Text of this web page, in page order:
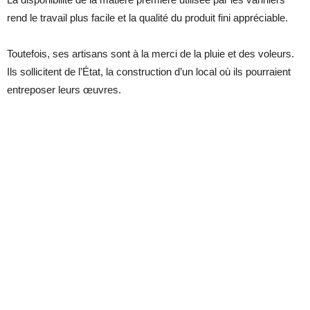
rend le travail plus facile et la qualité du produit fini appréciable.
Toutefois, ses artisans sont à la merci de la pluie et des voleurs.
Ils sollicitent de l’État, la construction d’un local où ils pourraient
entreposer leurs œuvres.